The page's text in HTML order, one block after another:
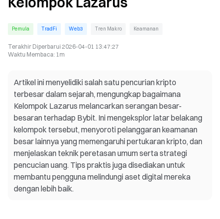
Pemula TradFi Web3 Tren Makro Keamanan
Terakhir Diperbarui 2026-04-01 13:47:27
Waktu Membaca: 1m
Artikel ini menyelidiki salah satu pencurian kripto
terbesar dalam sejarah, mengungkap bagaimana
Kelompok Lazarus melancarkan serangan besar-
besaran terhadap Bybit. Ini mengeksplor latar belakang
kelompok tersebut, menyoroti pelanggaran keamanan
besar lainnya yang memengaruhi pertukaran kripto, dan
menjelaskan teknik peretasan umum serta strategi
pencucian uang. Tips praktis juga disediakan untuk
membantu pengguna melindungi aset digital mereka
dengan lebih baik.